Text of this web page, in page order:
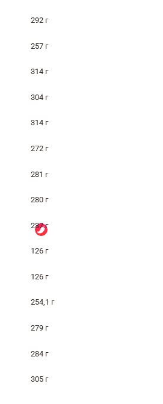
292 г
257 г
314 г
304 г
314 г
272 г
281 г
280 г
237 г
126 г
126 г
254,1 г
279 г
284 г
305 г